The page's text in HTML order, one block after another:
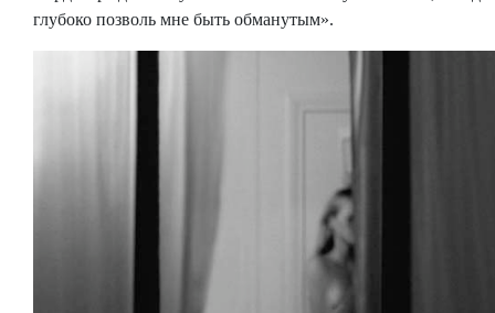
глубоко позволь мне быть обманутым».